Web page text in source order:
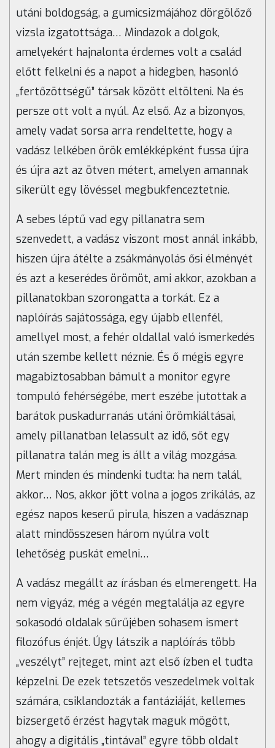
utáni boldogság, a gumicsizmájához dörgölőző
vizsla izgatottsága… Mindazok a dolgok,
amelyekért hajnalonta érdemes volt a család
előtt felkelni és a napot a hidegben, hasonló
„fertőzöttségű” társak között eltölteni. Na és
persze ott volt a nyúl. Az első. Az a bizonyos,
amely vadat sorsa arra rendeltette, hogy a
vadász lelkében örök emlékképként fussa újra
és újra azt az ötven métert, amelyen amannak
sikerült egy lövéssel megbukfenceztetnie.
A sebes léptű vad egy pillanatra sem
szenvedett, a vadász viszont most annál inkább,
hiszen újra átélte a zsákmányolás ősi élményét
és azt a keserédes örömöt, ami akkor, azokban a
pillanatokban szorongatta a torkát. Ez a
naplóírás sajátossága, egy újabb ellenfél,
amellyel most, a fehér oldallal való ismerkedés
után szembe kellett néznie. És ő mégis egyre
magabiztosabban bámult a monitor egyre
tompuló fehérségébe, mert eszébe jutottak a
barátok puskadurranás utáni örömkiáltásai,
amely pillanatban lelassult az idő, sőt egy
pillanatra talán meg is állt a világ mozgása.
Mert minden és mindenki tudta: ha nem talál,
akkor… Nos, akkor jött volna a jogos zrikálás, az
egész napos keserű pirula, hiszen a vadásznap
alatt mindösszesen három nyúlra volt
lehetőség puskát emelni…
A vadász megállt az írásban és elmerengett. Ha
nem vigyáz, még a végén megtalálja az egyre
sokasodó oldalak sűrűjében sohasem ismert
filozófus énjét. Úgy látszik a naplóírás több
„veszélyt” rejteget, mint azt első ízben el tudta
képzelni. De ezek tetszetős veszedelmek voltak
számára, csiklandozták a fantáziáját, kellemes
bizsergető érzést hagytak maguk mögött,
ahogy a digitális „tintával” egyre több oldalt